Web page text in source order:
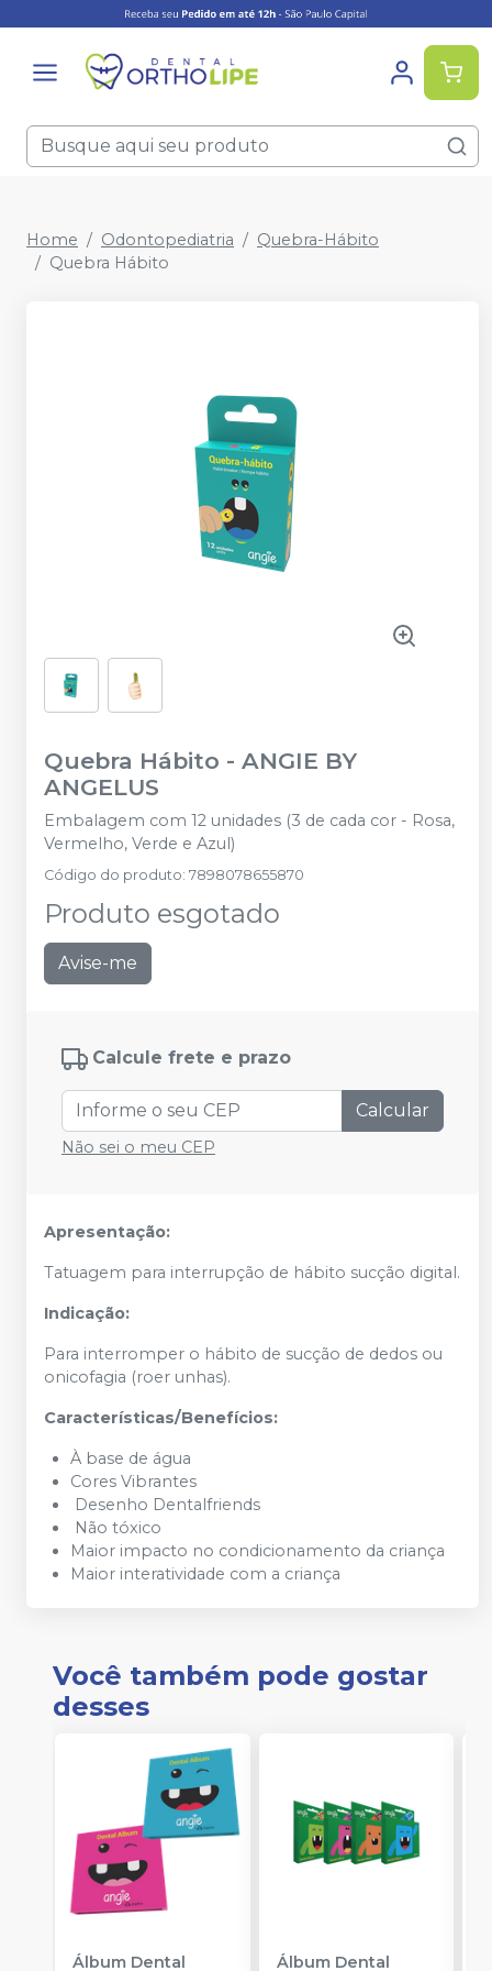
Home Odontopediatria
Quebra-Hábito
Quebra Hábito
Quebra Hábito - ANGIE BY
ANGELUS
Embalagem com 12 unidades (3 de cada cor - Rosa,
Vermelho, Verde e Azul)
Código do produto: 7898078655870
Produto esgotado
Avise-me
Calcule frete e prazo
Calcular
Não sei o meu CEP
Apresentação:
Tatuagem para interrupção de hábito sucção digital.
Indicação:
Para interromper o hábito de sucção de dedos ou
onicofagia (roer unhas).
Características/Benefícios:
À base de água
Cores Vibrantes
Desenho Dentalfriends
Não tóxico
Maior impacto no condicionamento da criança
Maior interatividade com a criança
Você também pode gostar
desses
Álbum Dental Álbum Dental